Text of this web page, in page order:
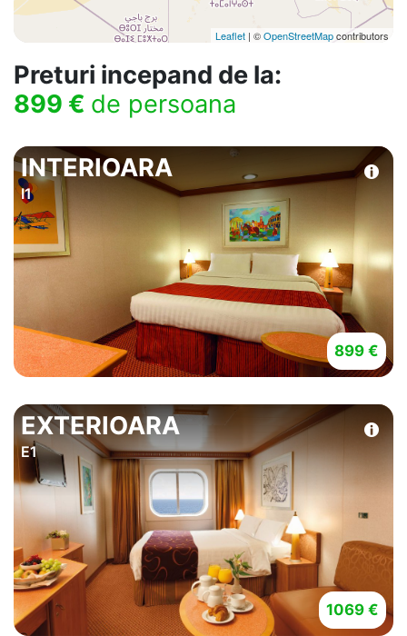
Leaflet | ©OpenStreetMapcontributors
Preturi incepand de la:
899 € de persoana
INTERIOARA
I1
899 €
EXTERIOARA
E1
1069 €